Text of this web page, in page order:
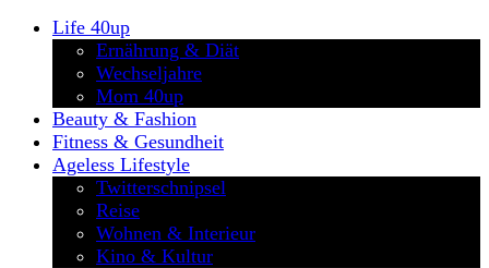
Life 40up
Ernährung & Diät
Wechseljahre
Mom 40up
Beauty & Fashion
Fitness & Gesundheit
Ageless Lifestyle
Twitterschnipsel
Reise
Wohnen & Interieur
Kino & Kultur